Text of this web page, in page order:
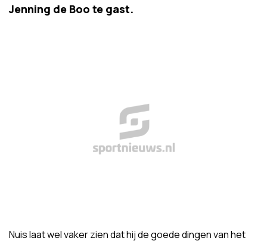
Jenning de Boo te gast.
Nuis laat wel vaker zien dat hij de goede dingen van het